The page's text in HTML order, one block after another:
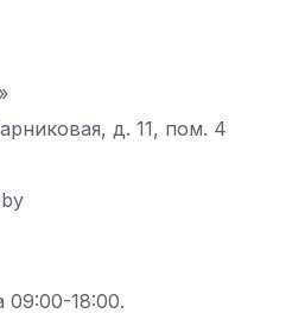
д. 11, пом. 4
09:00-18:00.